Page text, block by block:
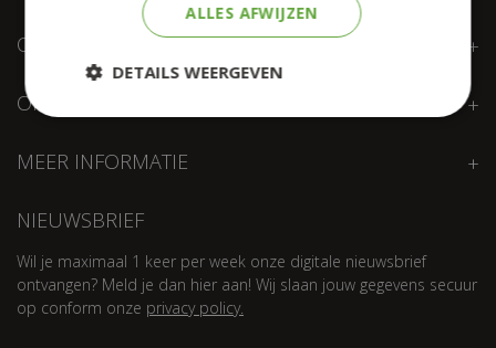
ONZE LOKATIE
OPENINGSTIJDEN
MEER INFORMATIE
NIEUWSBRIEF
Wil je maximaal 1 keer per week onze digitale nieuwsbrief
ontvangen? Meld je dan hier aan! Wij slaan jouw gegevens secuur
op conform onze privacy policy.
ALLES AFWIJZEN
DETAILS WEERGEVEN